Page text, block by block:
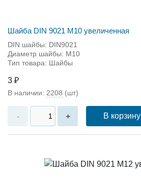
Шайба DIN 9021 М10 увеличенная
DIN шайбы: DIN9021
Диаметр шайбы: M10
Тип товара: Шайбы
3 ₽
В наличии: 2208 (шт)
- + В корзину